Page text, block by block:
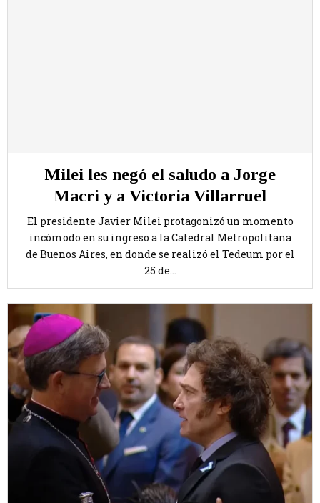
Milei les negó el saludo a Jorge
Macri y a Victoria Villarruel
El presidente Javier Milei protagonizó un momento
incómodo en su ingreso a la Catedral Metropolitana
de Buenos Aires, en donde se realizó el Tedeum por el
25 de...